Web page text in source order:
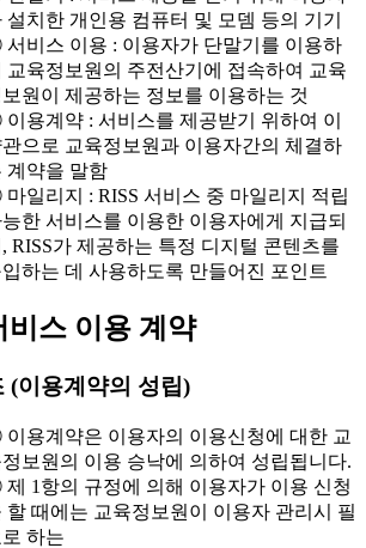
설치한 개인용 컴퓨터 및 모뎀 등의 기기
비스 이용 : 이용자가 단말기를 이용하
교육정보원의 주전산기에 접속하여 교육
원이 제공하는 정보를 이용하는 것
용계약 : 서비스를 제공받기 위하여 이
관으로 교육정보원과 이용자간의 체결하
계약을 말함
일리지 : RISS 서비스 중 마일리지 적립
한 서비스를 이용한 이용자에게 지급되
RISS가 제공하는 특정 디지털 콘텐츠를
하는 데 사용하도록 만들어진 포인트
비스 이용 계약
(이용계약의 성립)
용계약은 이용자의 이용신청에 대한 교
보원의 이용 승낙에 의하여 성립됩니다.
1항의 규정에 의해 이용자가 이용 신청
할 때에는 교육정보원이 이용자 관리시 필
로 하는